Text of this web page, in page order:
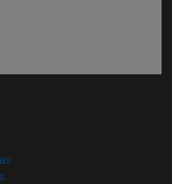
ventana)
(abre en nueva ventana)
(abre en nueva ventana)